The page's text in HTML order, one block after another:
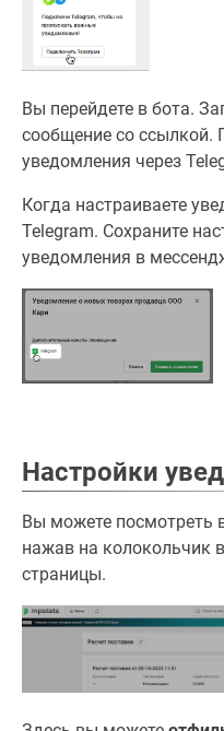
Вы перейдете в бота.
сообщение со ссылкой.
уведомления через
Когда настраиваете
Telegram. Сохраните
уведомления в
Настройки
Вы можете посмотреть
нажав на колокольчик
страницы.